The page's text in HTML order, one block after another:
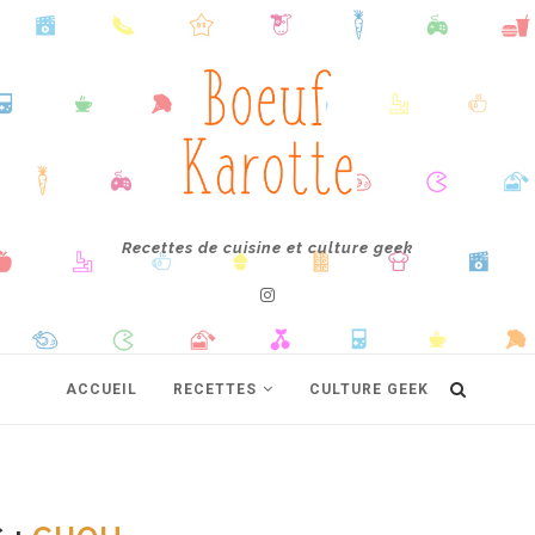
Recettes de cuisine et culture geek
ACCUEIL RECETTES CULTURE GEEK